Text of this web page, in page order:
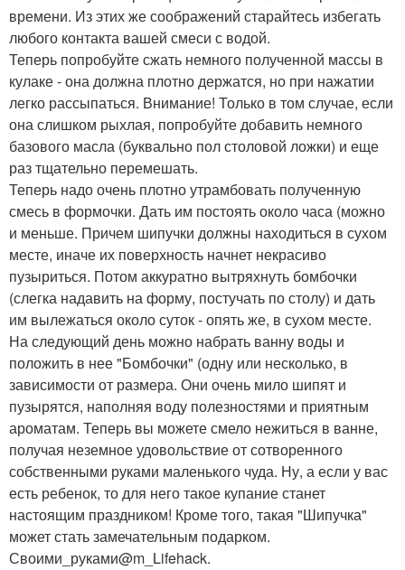
времени. Из этих же соображений старайтесь избегать
любого контакта вашей смеси с водой.
Теперь попробуйте сжать немного полученной массы в
кулаке - она должна плотно держатся, но при нажатии
легко рассыпаться. Внимание! Только в том случае, если
она слишком рыхлая, попробуйте добавить немного
базового масла (буквально пол столовой ложки) и еще
раз тщательно перемешать.
Теперь надо очень плотно утрамбовать полученную
смесь в формочки. Дать им постоять около часа (можно
и меньше. Причем шипучки должны находиться в сухом
месте, иначе их поверхность начнет некрасиво
пузыриться. Потом аккуратно вытряхнуть бомбочки
(слегка надавить на форму, постучать по столу) и дать
им вылежаться около суток - опять же, в сухом месте.
На следующий день можно набрать ванну воды и
положить в нее "Бомбочки" (одну или несколько, в
зависимости от размера. Они очень мило шипят и
пузырятся, наполняя воду полезностями и приятным
ароматам. Теперь вы можете смело нежиться в ванне,
получая неземное удовольствие от сотворенного
собственными руками маленького чуда. Ну, а если у вас
есть ребенок, то для него такое купание станет
настоящим праздником! Кроме того, такая "Шипучка"
может стать замечательным подарком.
Своими_руками@m_Lifehack.